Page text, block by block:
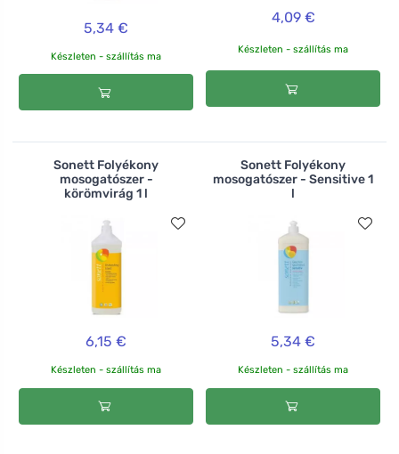
5,34 €
Készleten - szállítás ma
4,09 €
Készleten - szállítás ma
Sonett Folyékony
mosogatószer -
körömvirág 1 l
6,15 €
Készleten - szállítás ma
Sonett Folyékony
mosogatószer - Sensitive 1
l
5,34 €
Készleten - szállítás ma